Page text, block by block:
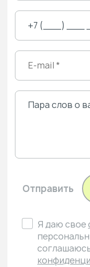
Отправить
Я даю свое